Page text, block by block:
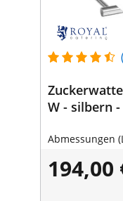
W - silbern
Abmessungen
194,00